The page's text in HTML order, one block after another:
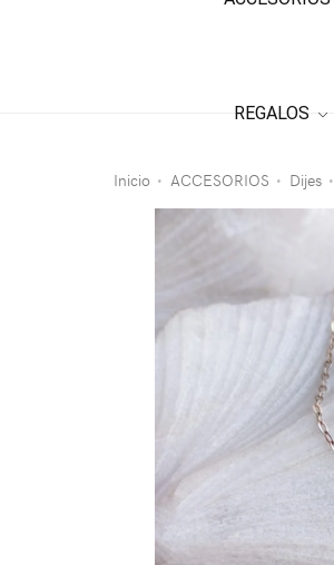
REGALOS
Inicio • ACCESORIOS • Dijes •